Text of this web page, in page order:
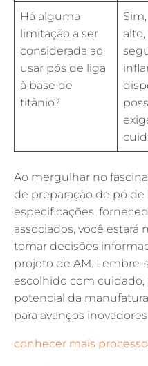
Há alguma
limitação a ser
considerada ao
usar pós de liga
à base de
titânio?
Ao mergulhar no
de preparação de pó de
especificações,
associados, você estará
tomar decisões
projeto de AM. Lembre-
escolhido com
potencial da
para avanços
conhecer mais